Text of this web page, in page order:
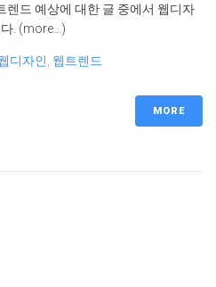
렌드 예상에 대한 글 중에서 웹디자
. (more…)
디자인 웹트렌드
MORE